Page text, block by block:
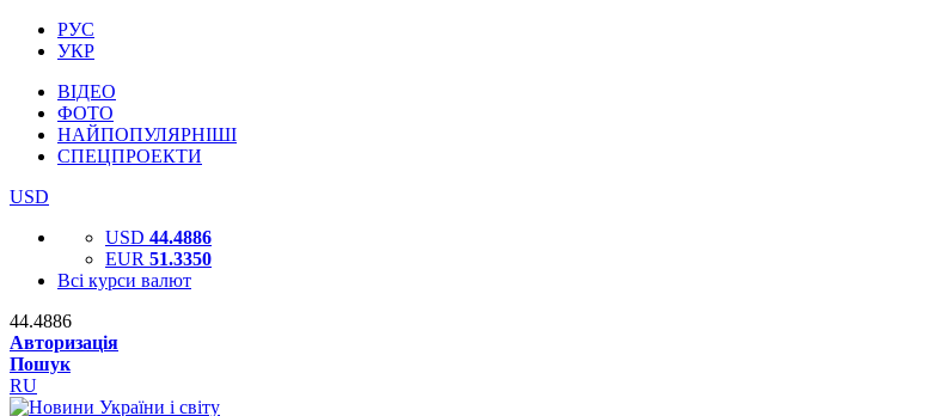
РУС
УКР
ВІДЕО
ФОТО
НАЙПОПУЛЯРНІШІ
СПЕЦПРОЕКТИ
USD
USD 44.4886
EUR 51.3350
Всі курси валют
44.4886
Авторизація
Пошук
RU